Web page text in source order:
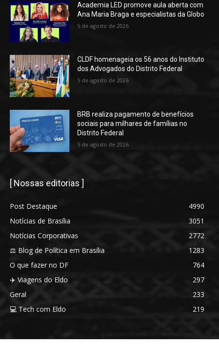
Academia LED promove aula aberta com
Ana Maria Braga e especialistas da Globo
5 de agosto de 2026
CLDF homenageia os 56 anos do Instituto
dos Advogados do Distrito Federal
5 de agosto de 2026
BRB realiza pagamento de benefícios
sociais para milhares de famílias no
Distrito Federal
5 de agosto de 2026
[ Nossas editorias ]
Post Destaque
4990
Notícias de Brasília
3051
Notícias Corporativas
2772
⚖️ Blog de Política em Brasília
1283
O que fazer no DF
764
✈️ Viagens do Eldo
297
Geral
233
💻 Tech com Eldo
219